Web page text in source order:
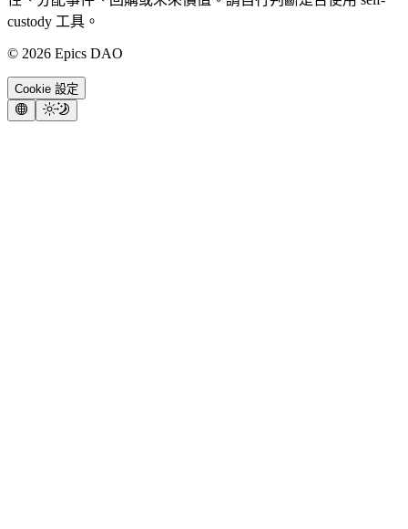
custody 工具。
© 2026 Epics DAO
Cookie 設定